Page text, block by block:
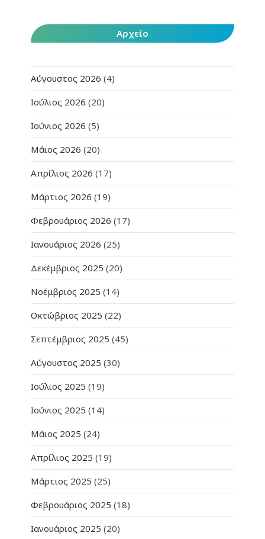
Αρχείο
Αύγουστος 2026 (4)
Ιούλιος 2026 (20)
Ιούνιος 2026 (5)
Μάιος 2026 (20)
Απρίλιος 2026 (17)
Μάρτιος 2026 (19)
Φεβρουάριος 2026 (17)
Ιανουάριος 2026 (25)
Δεκέμβριος 2025 (20)
Νοέμβριος 2025 (14)
Οκτώβριος 2025 (22)
Σεπτέμβριος 2025 (45)
Αύγουστος 2025 (30)
Ιούλιος 2025 (19)
Ιούνιος 2025 (14)
Μάιος 2025 (24)
Απρίλιος 2025 (19)
Μάρτιος 2025 (25)
Φεβρουάριος 2025 (18)
Ιανουάριος 2025 (20)